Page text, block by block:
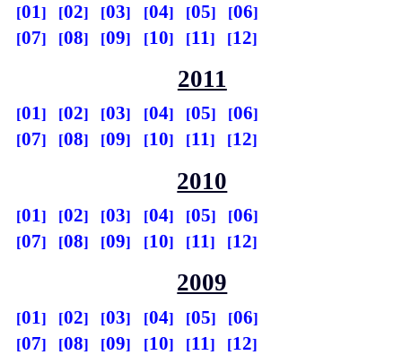
01 02 03 04 05
06
07
08 09 10 11 12
2011
01 02 03 04 05
06
07
08 09 10 11 12
2010
01 02 03 04 05
06
07
08 09 10 11 12
2009
01 02 03 04 05
06
07
08 09 10 11 12